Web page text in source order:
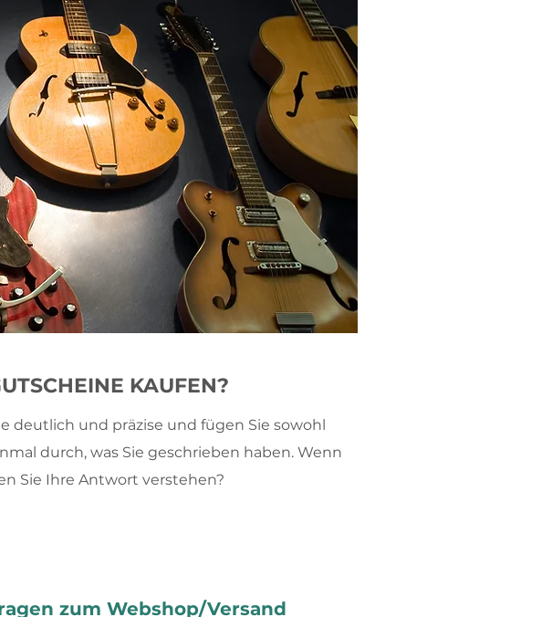
KAUFEN?
deutlich und präzise und fügen Sie sowohl
durch, was Sie geschrieben haben. Wenn
Sie Ihre Antwort verstehen?
zum Webshop/Versand